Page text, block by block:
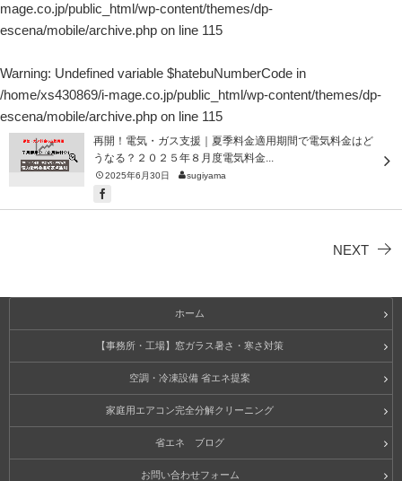
mage.co.jp/public_html/wp-content/themes/dp-
escena/mobile/archive.php on line 115
Warning: Undefined variable $hatebuNumberCode in
/home/xs430869/i-mage.co.jp/public_html/wp-content/themes/dp-
escena/mobile/archive.php on line 115
再開！電気・ガス支援｜夏季料金適用期間で電気料金はど
うなる？２０２５年８月度電気料金...
2025年6月30日 sugiyama
NEXT
ホーム
【事務所・工場】窓ガラス暑さ・寒さ対策
空調・冷凍設備 省エネ提案
家庭用エアコン完全分解クリーニング
省エネ ブログ
お問い合わせフォーム